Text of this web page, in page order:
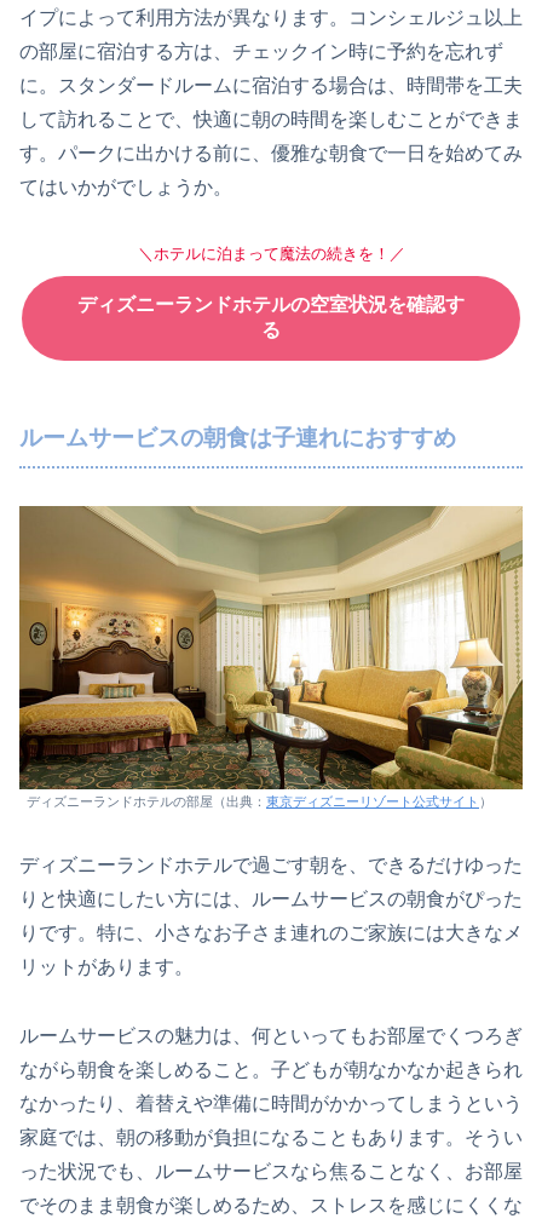
イプによって利用方法が異なります。コンシェルジュ以上
の部屋に宿泊する方は、チェックイン時に予約を忘れず
に。スタンダードルームに宿泊する場合は、時間帯を工夫
して訪れることで、快適に朝の時間を楽しむことができま
す。パークに出かける前に、優雅な朝食で一日を始めてみ
てはいかがでしょうか。
＼ホテルに泊まって魔法の続きを！／
ディズニーランドホテルの空室状況を確認す
る
ルームサービスの朝食は子連れにおすすめ
ディズニーランドホテルの部屋（出典： 東京ディズニーリゾート公式サイト ）
ディズニーランドホテルで過ごす朝を、できるだけゆった
りと快適にしたい方には、ルームサービスの朝食がぴった
りです。特に、小さなお子さま連れのご家族には大きなメ
リットがあります。
ルームサービスの魅力は、何といってもお部屋でくつろぎ
ながら朝食を楽しめること。子どもが朝なかなか起きられ
なかったり、着替えや準備に時間がかかってしまうという
家庭では、朝の移動が負担になることもあります。そうい
った状況でも、ルームサービスなら焦ることなく、お部屋
でそのまま朝食が楽しめるため、ストレスを感じにくくな